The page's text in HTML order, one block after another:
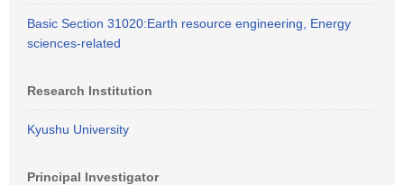
Basic Section 31020:Earth resource engineering, Energy
sciences-related
Research Institution
Kyushu University
Principal Investigator